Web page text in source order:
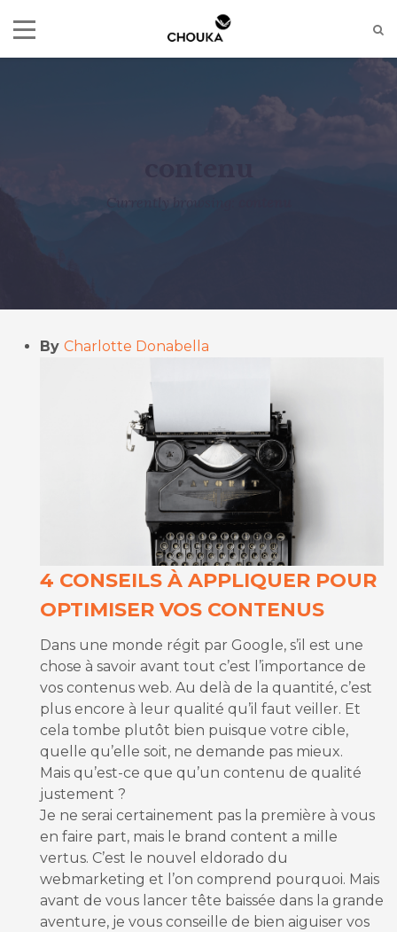
Currently browsing:
By Charlotte Donabella
4 CONSEILS À APPLIQUER POUR
OPTIMISER VOS CONTENUS
Dans une monde régit par Google, s’il est une
chose à savoir avant tout c’est l’importance de
vos contenus web. Au delà de la quantité, c’est
plus encore à leur qualité qu’il faut veiller. Et
cela tombe plutôt bien puisque votre cible,
quelle qu’elle soit, ne demande pas mieux.
Mais qu’est-ce que qu’un contenu de qualité
justement ?
Je ne serai certainement pas la première à vous
en faire part, mais le brand content a mille
vertus. C’est le nouvel eldorado du
webmarketing et l’on comprend pourquoi. Mais
avant de vous lancer tête baissée dans la grande
aventure, je vous conseille de bien aiguiser vos